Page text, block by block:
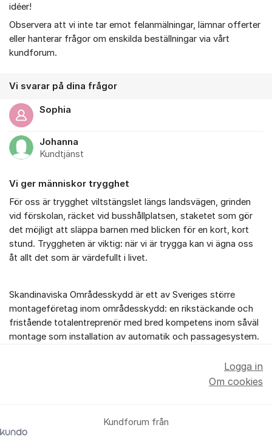
idéer!
Observera att vi inte tar emot felanmälningar, lämnar offerter
eller hanterar frågor om enskilda beställningar via vårt
kundforum.
Vi svarar på dina frågor
Sophia
Johanna
Kundtjänst
Vi ger människor trygghet
För oss är trygghet viltstängslet längs landsvägen, grinden
vid förskolan, räcket vid busshållplatsen, staketet som gör
det möjligt att släppa barnen med blicken för en kort, kort
stund. Tryggheten är viktig: när vi är trygga kan vi ägna oss
åt allt det som är värdefullt i livet.
Skandinaviska Områdesskydd är ett av Sveriges större
montageföretag inom områdesskydd: en rikstäckande och
fristående totalentreprenör med bred kompetens inom såväl
montage som installation av automatik och passagesystem.
Kundforum från
Logga in
Om cookies